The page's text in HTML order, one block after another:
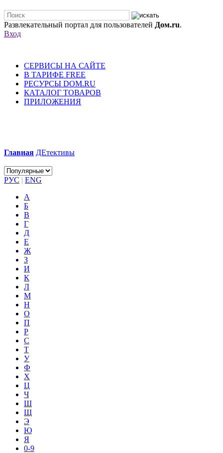
Развлекательный портал для пользователей Дом.ru.
Вход
СЕРВИСЫ НА САЙТЕ
В ТАРИФЕ FREE
РЕСУРСЫ DOM.RU
КАТАЛОГ ТОВАРОВ
ПРИЛОЖЕНИЯ
Главная ДЕтективы
РУС | ENG
А
Б
В
Г
Д
Е
Ж
З
И
К
Л
М
Н
О
П
Р
С
Т
У
Ф
Х
Ц
Ч
Ш
Щ
Э
Ю
Я
0-9